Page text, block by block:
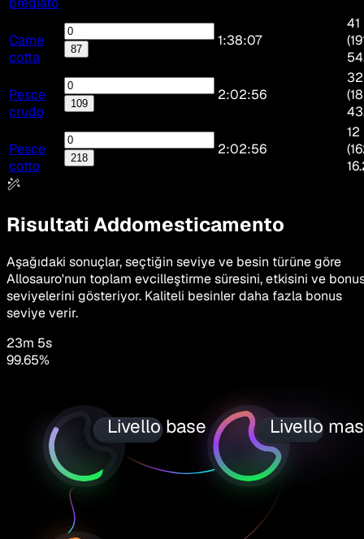
Carne
cotta
87
1:38:07
41
Pesce
crudo
109
2:02:56
Pesce
cotto
218
2:02:56
12
Risultati Addomesticamento
Aşağıdaki sonuçlar, seçtiğin seviye ve besin türüne göre
Allosauro'nun toplam evcilleştirme süresini, etkisini ve
seviyelerini gösteriyor. Kaliteli besinler daha fazla bonus
seviye verir.
23m 5s
99.65%
Livello base Livello